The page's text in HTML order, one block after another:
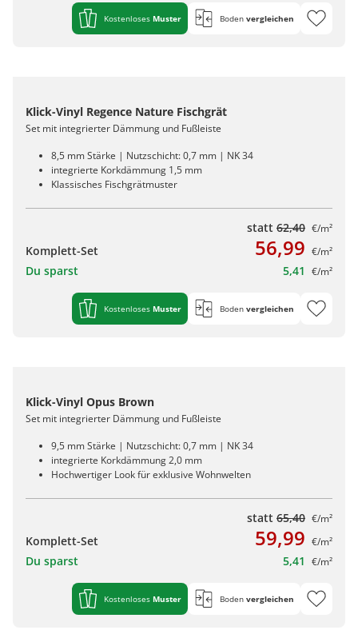
Kostenloses Muster Boden vergleichen
Klick-Vinyl Regence Nature Fischgrät
Set mit integrierter Dämmung und Fußleiste
8,5 mm Stärke | Nutzschicht: 0,7 mm | NK 34
integrierte Korkdämmung 1,5 mm
Klassisches Fischgrätmuster
statt 62,40 €/m²
Komplett-Set 56,99 €/m²
Du sparst 5,41 €/m²
Kostenloses Muster Boden vergleichen
Klick-Vinyl Opus Brown
Set mit integrierter Dämmung und Fußleiste
9,5 mm Stärke | Nutzschicht: 0,7 mm | NK 34
integrierte Korkdämmung 2,0 mm
Hochwertiger Look für exklusive Wohnwelten
statt 65,40 €/m²
Komplett-Set 59,99 €/m²
Du sparst 5,41 €/m²
Kostenloses Muster Boden vergleichen